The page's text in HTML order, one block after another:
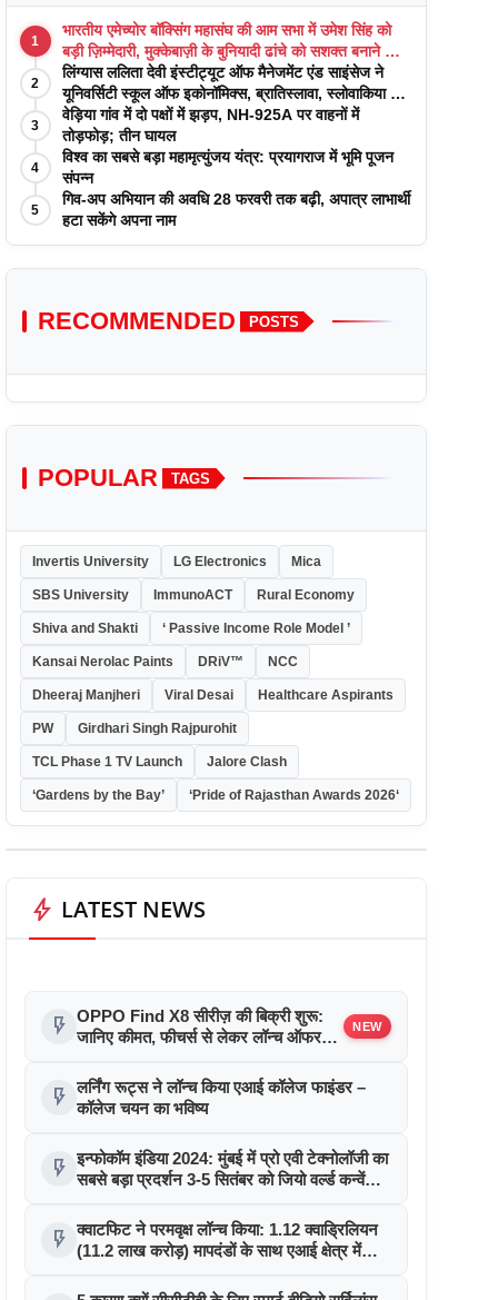
1
भारतीय एमेच्योर बॉक्सिंग महासंघ की आम सभा में उमेश सिंह को
बड़ी ज़िम्मेदारी, मुक्केबाज़ी के बुनियादी ढांचे को सशक्त बनाने का
वादा
2
लिंग्यास ललिता देवी इंस्टीट्यूट ऑफ मैनेजमेंट एंड साइंसेज ने
यूनिवर्सिटी स्कूल ऑफ इकोनॉमिक्स, ब्रातिस्लावा, स्लोवाकिया के
साथ अकादमिक पत्रिकाओं में प्रकाशन रणनीतियों पर एक
दिवसीय कार्यशाला का आयोजन किया
3
वेड़िया गांव में दो पक्षों में झड़प, NH-925A पर वाहनों में
तोड़फोड़; तीन घायल
4
विश्व का सबसे बड़ा महामृत्युंजय यंत्र: प्रयागराज में भूमि पूजन
संपन्न
5
गिव-अप अभियान की अवधि 28 फरवरी तक बढ़ी, अपात्र लाभार्थी
हटा सकेंगे अपना नाम
RECOMMENDED POSTS
POPULAR TAGS
Invertis University LG Electronics Mica
SBS University ImmunoACT Rural Economy
Shiva and Shakti ‘ Passive Income Role Model ’
Kansai Nerolac Paints DRiV™ NCC
Dheeraj Manjheri Viral Desai Healthcare Aspirants
PW Girdhari Singh Rajpurohit
TCL Phase 1 TV Launch Jalore Clash
‘Gardens by the Bay’ ‘Pride of Rajasthan Awards 2026‘
bolt LATEST NEWS
flash_on OPPO Find X8 सीरीज़ की बिक्री शुरू:
जानिए कीमत, फीचर्स से लेकर लॉन्च ऑफर
NEW
flash_on लर्निंग रूट्स ने लॉन्च किया एआई कॉलेज फाइंडर –
कॉलेज चयन का भविष्य
flash_on इन्फोकॉम इंडिया 2024: मुंबई में प्रो एवी टेक्नोलॉजी का
सबसे बड़ा प्रदर्शन 3-5 सितंबर को जियो वर्ल्ड कन्वेंशन
flash_on क्वाटफिट ने परमवृक्ष लॉन्च किया: 1.12 क्वाड्रिलियन
(11.2 लाख करोड़) मापदंडों के साथ एआई क्षेत्र में